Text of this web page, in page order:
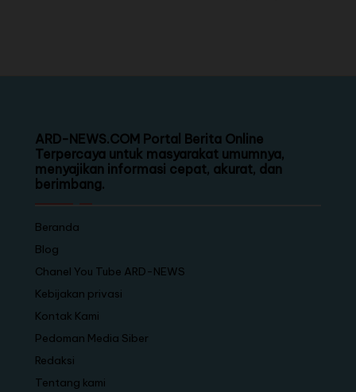
ARD-NEWS.COM Portal Berita Online
Terpercaya untuk masyarakat umumnya,
menyajikan informasi cepat, akurat, dan
berimbang.
Beranda
Blog
Chanel You Tube ARD-NEWS
Kebijakan privasi
Kontak Kami
Pedoman Media Siber
Redaksi
Tentang kami